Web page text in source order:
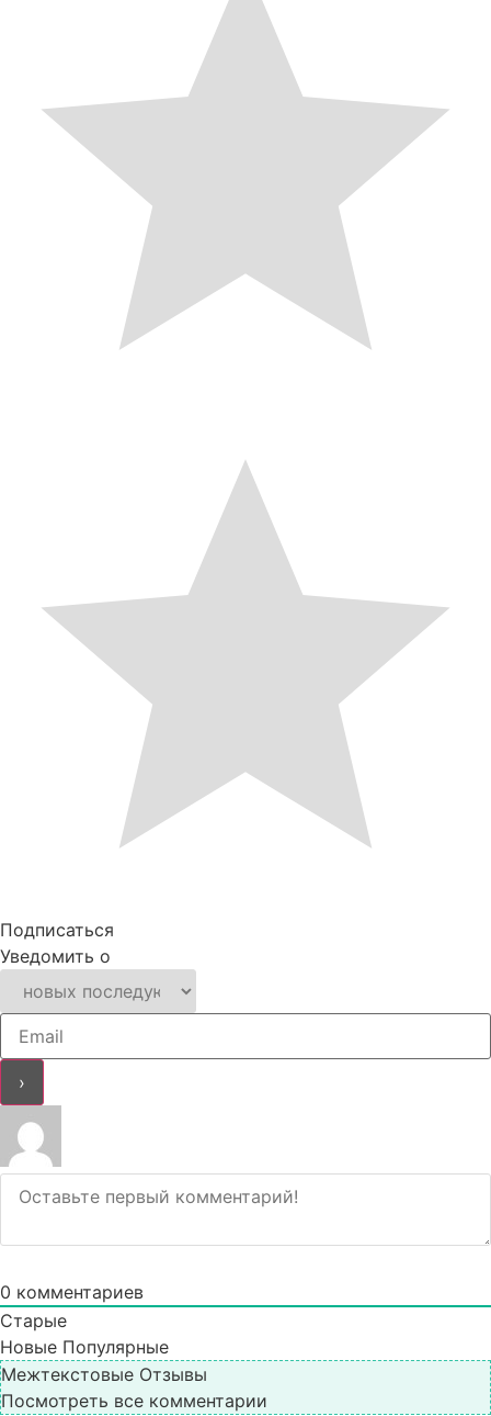
Подписаться
Уведомить о
0 комментариев
Старые
Новые Популярные
Межтекстовые Отзывы
Посмотреть все комментарии